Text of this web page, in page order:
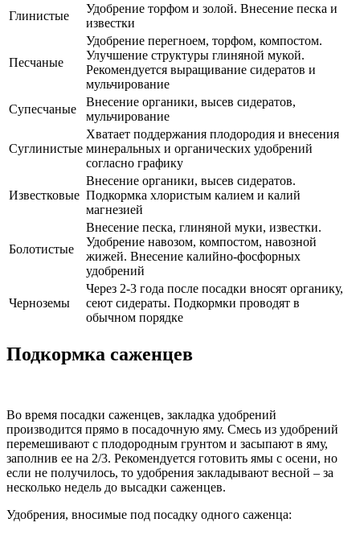
Глинистые
Удобрение торфом и золой. Внесение песка и
известки
Песчаные
Удобрение перегноем, торфом, компостом.
Улучшение структуры глиняной мукой.
Рекомендуется выращивание сидератов и
мульчирование
Супесчаные
Внесение органики, высев сидератов,
мульчирование
Суглинистые
Хватает поддержания плодородия и внесения
минеральных и органических удобрений
согласно графику
Известковые
Внесение органики, высев сидератов.
Подкормка хлористым калием и калий
магнезией
Болотистые
Внесение песка, глиняной муки, известки.
Удобрение навозом, компостом, навозной
жижей. Внесение калийно-фосфорных
удобрений
Черноземы
Через 2-3 года после посадки вносят органику,
сеют сидераты. Подкормки проводят в
обычном порядке
Подкормка саженцев
Во время посадки саженцев, закладка удобрений
производится прямо в посадочную яму. Смесь из удобрений
перемешивают с плодородным грунтом и засыпают в яму,
заполнив ее на 2/3. Рекомендуется готовить ямы с осени, но
если не получилось, то удобрения закладывают весной – за
несколько недель до высадки саженцев.
Удобрения, вносимые под посадку одного саженца: